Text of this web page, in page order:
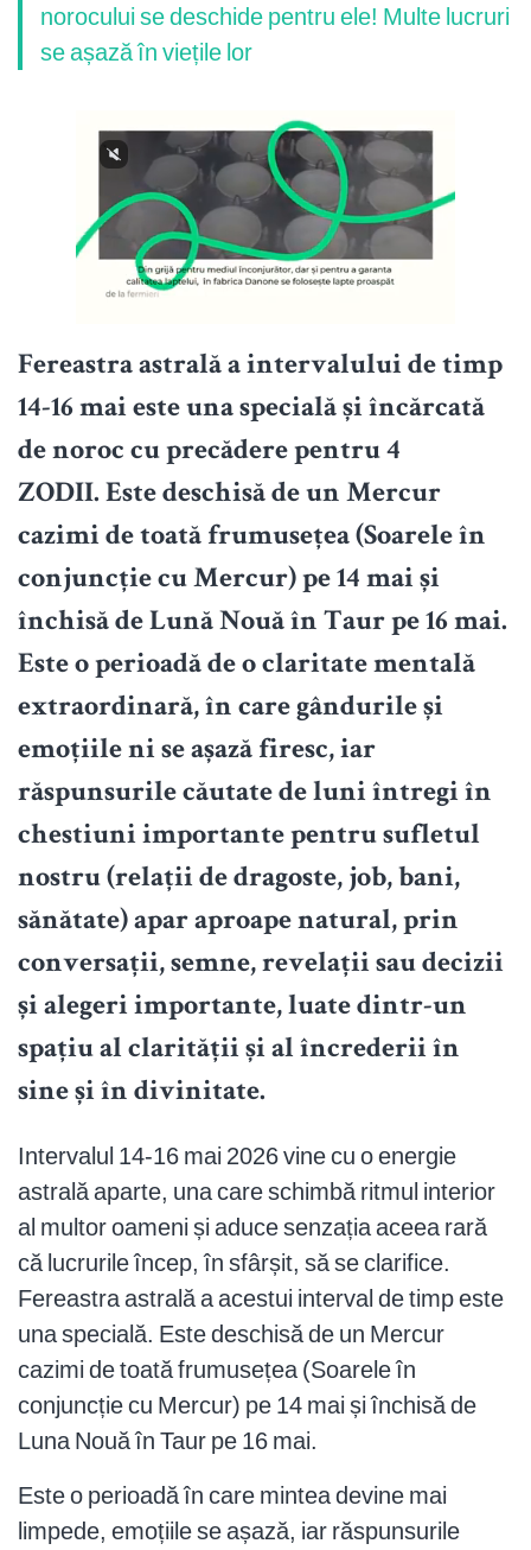
norocului se deschide pentru ele! Multe lucruri
se așază în viețile lor
Fereastra astrală a intervalului de timp
14-16 mai este una specială și încărcată
de noroc cu precădere pentru 4
ZODII. Este deschisă de un Mercur
cazimi de toată frumusețea (Soarele în
conjuncție cu Mercur) pe 14 mai și
închisă de Lună Nouă în Taur pe 16 mai.
Este o perioadă de o claritate mentală
extraordinară, în care gândurile și
emoțiile ni se așază firesc, iar
răspunsurile căutate de luni întregi în
chestiuni importante pentru sufletul
nostru (relații de dragoste, job, bani,
sănătate) apar aproape natural, prin
conversații, semne, revelații sau decizii
și alegeri importante, luate dintr-un
spațiu al clarității și al încrederii în
sine și în divinitate.
Intervalul 14-16 mai 2026 vine cu o energie
astrală aparte, una care schimbă ritmul interior
al multor oameni și aduce senzația aceea rară
că lucrurile încep, în sfârșit, să se clarifice.
Fereastra astrală a acestui interval de timp este
una specială. Este deschisă de un Mercur
cazimi de toată frumusețea (Soarele în
conjuncție cu Mercur) pe 14 mai și închisă de
Luna Nouă în Taur pe 16 mai.
Este o perioadă în care mintea devine mai
limpede, emoțiile se așază, iar răspunsurile